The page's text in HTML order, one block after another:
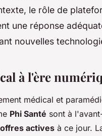
le rôle de
une réponse
nouvelles
à l'ère
médical et
Phi Santé sont à
actives à ce jour.